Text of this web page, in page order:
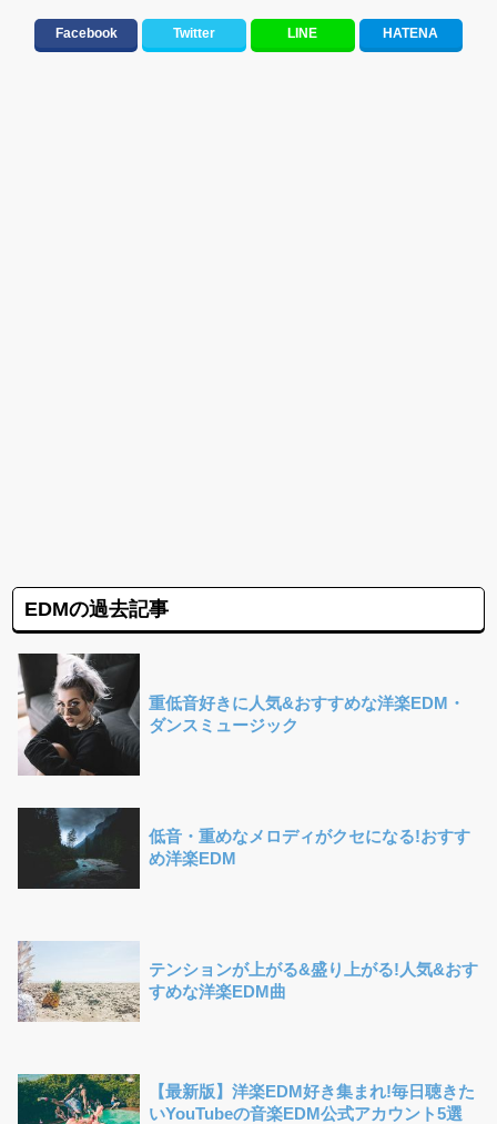
Facebook Twitter LINE HATENA
EDMの過去記事
重低音好きに人気&おすすめな洋楽EDM・
ダンスミュージック
低音・重めなメロディがクセになる!おすす
め洋楽EDM
テンションが上がる&盛り上がる!人気&おす
すめな洋楽EDM曲
【最新版】洋楽EDM好き集まれ!毎日聴きた
いYouTubeの音楽EDM公式アカウント5選